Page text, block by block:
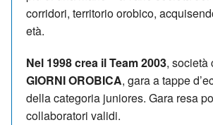
corridori, territorio orobico,
età.
Nel 1998 crea il Team 2003, società
GIORNI OROBICA, gara a tappe
della categoria juniores. Gara resa
collaboratori validi.